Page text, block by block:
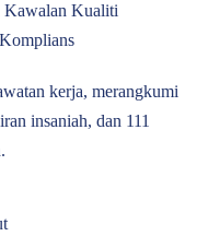
Kawalan Kualiti
kerja, merangkumi
insaniah, dan 111